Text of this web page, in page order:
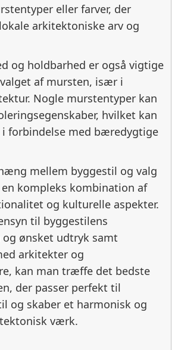
eller farver, der
arkitektoniske arv og
og holdbarhed er også vigtige
af mursten, især i
Nogle murstentyper kan
hvilket kan
forbindelse med bæredygtige
mellem byggestil og valg
kompleks kombination af
og kulturelle aspekter.
til byggestilens
ønsket udtryk samt
arkitekter og
kan man træffe det bedste
der passer perfekt til
og skaber et harmonisk og
værk.